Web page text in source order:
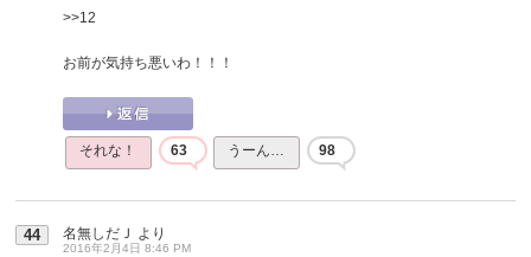
>>12
お前が気持ち悪いわ！！！
それな！ 63 うーん… 98
44 名無しだＪ より
2016年2月4日 8:46 PM